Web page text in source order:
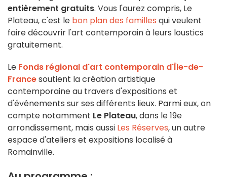
entièrement gratuits. Vous l'aurez compris, Le
Plateau, c'est le bon plan des familles qui veulent
faire découvrir l'art contemporain à leurs loustics
gratuitement.
Le Fonds régional d'art contemporain d'Île-de-
Francesoutient la création artistique
contemporaine au travers d'expositions et
d'événements sur ses différents lieux. Parmi eux, on
compte notamment Le Plateau, dans le 19e
arrondissement, mais aussi Les Réserves, un autre
espace d'ateliers et expositions localisé à
Romainville.